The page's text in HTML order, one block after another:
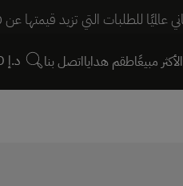
الأكثر مبيعًاطقم هدايااتصل بنا د.إ AED